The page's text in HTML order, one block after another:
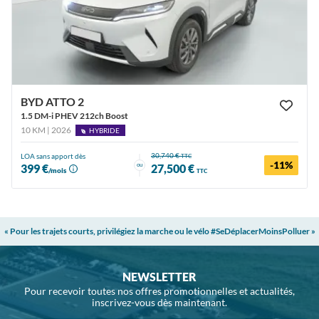
BYD ATTO 2
1.5 DM-i PHEV 212ch Boost
10 KM | 2026
HYBRIDE
LOA sans apport dès
399 €/mois
ou
30,740 €TTC
27,500 € TTC -11%
« Pour les trajets courts, privilégiez la marche ou le vélo #SeDéplacerMoinsPolluer »
NEWSLETTER
Pour recevoir toutes nos offres promotionnelles et actualités,
inscrivez-vous dès maintenant.